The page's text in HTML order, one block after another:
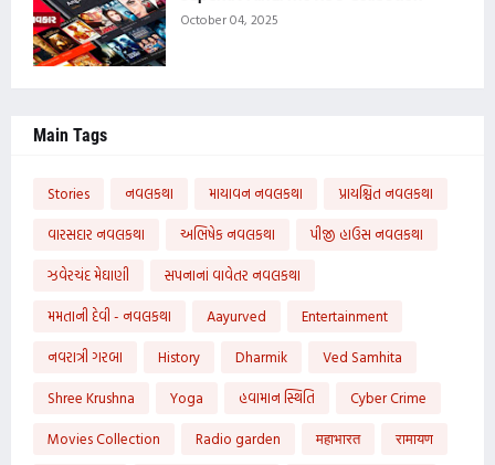
October 04, 2025
Main Tags
Stories નવલકથા માયાવન નવલકથા
પ્રાયશ્ચિત નવલકથા
વારસદાર નવલકથા
અભિષેક નવલકથા
પીજી હાઉસ નવલકથા
ઝવેરચંદ મેઘાણી
સપનાનાં વાવેતર નવલકથા
મમતાની દેવી - નવલકથા
Aayurved
Entertainment
નવરાત્રી ગરબા
History Dharmik
Ved Samhita
Shree Krushna
Yoga હવામાન સ્થિતિ
Cyber Crime
Movies Collection
Radio garden महाभारत रामायण